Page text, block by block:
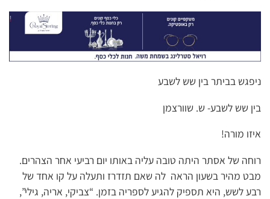
ניפגש בביתר בין שש לשבע
בין שש לשבע- ש. שוורצמן
איזו מורה!
רוחה של אסתר היתה טובה עליה באותו יום רביעי אחר הצהרים.
מבט מהיר בשעון הראה לה שאם תזדרז ותעלה על קו אחד של
רבע לשש, היא תספיק להגיע לספריה בזמן. “צביקי, אריה, גילי”,